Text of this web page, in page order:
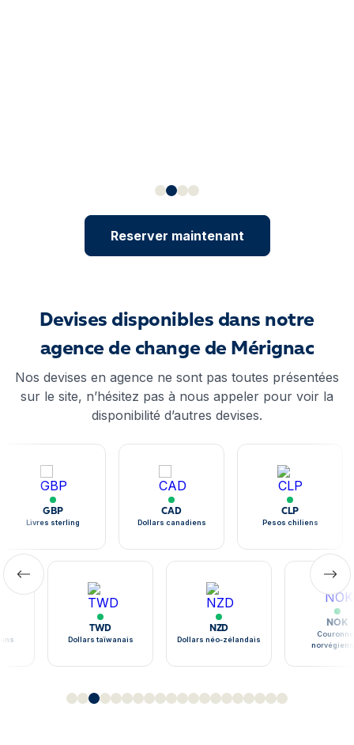
Reserver maintenant
Devises disponibles dans notre
agence de change de Mérignac
Nos devises en agence ne sont pas toutes présentées
sur le site, n’hésitez pas à nous appeler pour voir la
disponibilité d’autres devises.
GBP
Livres sterling
CAD
Dollars canadiens
CLP
Pesos chiliens
TWD
Dollars taïwanais
NZD
Dollars néo-zélandais
NOK